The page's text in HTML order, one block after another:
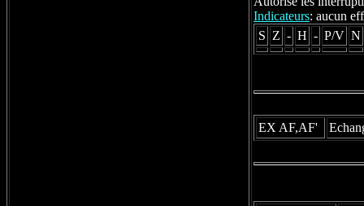
Indicateurs: aucun
S Z - H - P/V N
EX AF,AF'